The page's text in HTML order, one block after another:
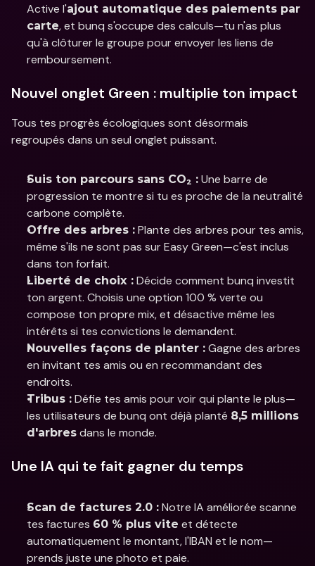
Active l'ajout automatique des paiements par
carte, et bunq s'occupe des calculs—tu n'as plus
qu'à clôturer le groupe pour envoyer les liens de
remboursement.
Nouvel onglet Green : multiplie ton impact
Tous tes progrès écologiques sont désormais
regroupés dans un seul onglet puissant.
Suis ton parcours sans CO₂ : Une barre de
progression te montre si tu es proche de la neutralité
carbone complète.
Offre des arbres : Plante des arbres pour tes amis,
même s'ils ne sont pas sur Easy Green—c'est inclus
dans ton forfait.
Liberté de choix : Décide comment bunq investit
ton argent. Choisis une option 100 % verte ou
compose ton propre mix, et désactive même les
intérêts si tes convictions le demandent.
Nouvelles façons de planter : Gagne des arbres
en invitant tes amis ou en recommandant des
endroits.
Tribus : Défie tes amis pour voir qui plante le plus—
les utilisateurs de bunq ont déjà planté 8,5 millions
d'arbres dans le monde.
Une IA qui te fait gagner du temps
Scan de factures 2.0 : Notre IA améliorée scanne
tes factures 60 % plus vite et détecte
automatiquement le montant, l'IBAN et le nom—
prends juste une photo et paie.